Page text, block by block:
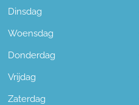
Dinsdag
Woensdag
Donderdag
Vrijdag
Zaterdag